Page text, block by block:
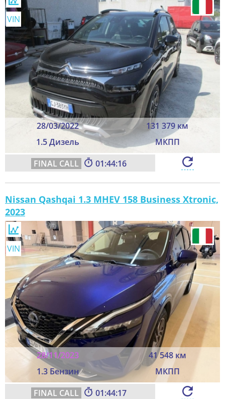
28/03/2022
131 379 км
1.5 Дизель
МКПП
VIN
01:44:14
Nissan Qashqai 1.3 MHEV 158 Business Xtronic,
2023
28/11/2023
41 548 км
1.3 Бензин
МКПП
VIN
01:44:15